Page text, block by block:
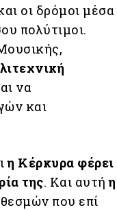
οι δρόμοι μέσα
πολύτιμοι.
να
και
η Κέρκυρα φέρει
της. Και αυτήη
που επί